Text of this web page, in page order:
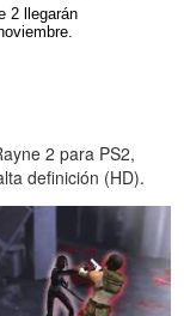
2 llegarán
2 para PS2,
definición (HD).